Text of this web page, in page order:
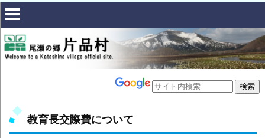
教育長交際費について